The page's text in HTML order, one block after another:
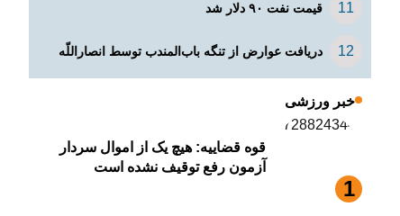
قیمت نفت ۹۰ دلار شد
دریافت عوارض از تنگه باب‌المندب توسط انصاراللّه
خبر ورزشی
قوه قضاییه: هیچ یک از اموال سردار
آزمون رفع توقیف نشده است